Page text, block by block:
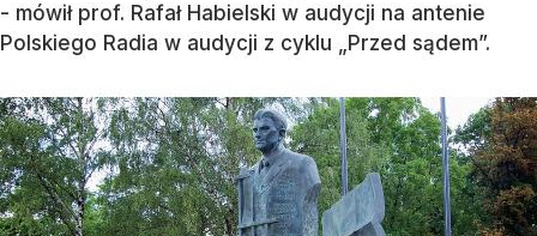
- mówił prof. Rafał Habielski w audycji na antenie
Polskiego Radia w audycji z cyklu „Przed sądem”.